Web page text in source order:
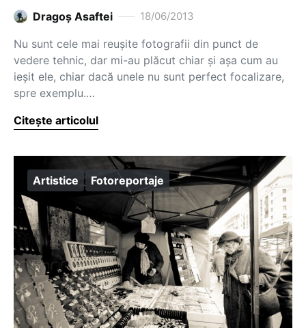
Dragoş Asaftei 18/06/2013
Nu sunt cele mai reușite fotografii din punct de
vedere tehnic, dar mi-au plăcut chiar și așa cum au
ieșit ele, chiar dacă unele nu sunt perfect focalizare,
spre exemplu.…
Citește articolul
Artistice Fotoreportaje